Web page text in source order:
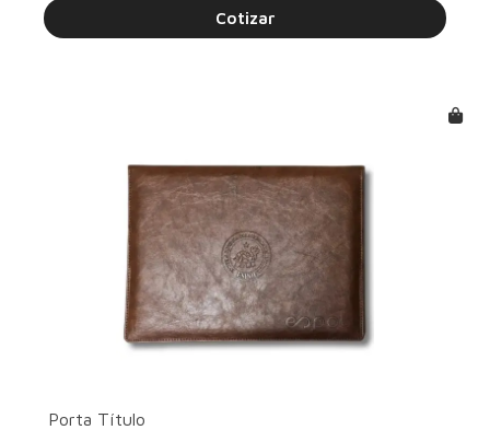
Cotizar
Porta Título